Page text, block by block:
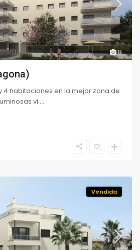
8
4 habitaciones en la mejor zona de
vi ...
Vendida